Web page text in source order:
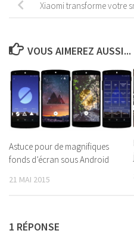
Xiaomi transforme votre
VOUS AIMEREZ AUSSI...
Astuce pour de magnifiques
fonds d’écran sous Android
21 MAI 2015
1 RÉPONSE